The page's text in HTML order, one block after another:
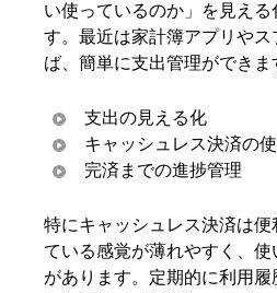
い使っているのか」を見え
す。最近は家計簿アプリやス
ば、簡単に支出管理ができま
支出の見える化
キャッシュレス決済の
完済までの進捗管理
特にキャッシュレス決済は
ている感覚が薄れやすく、使
があります。定期的に利用